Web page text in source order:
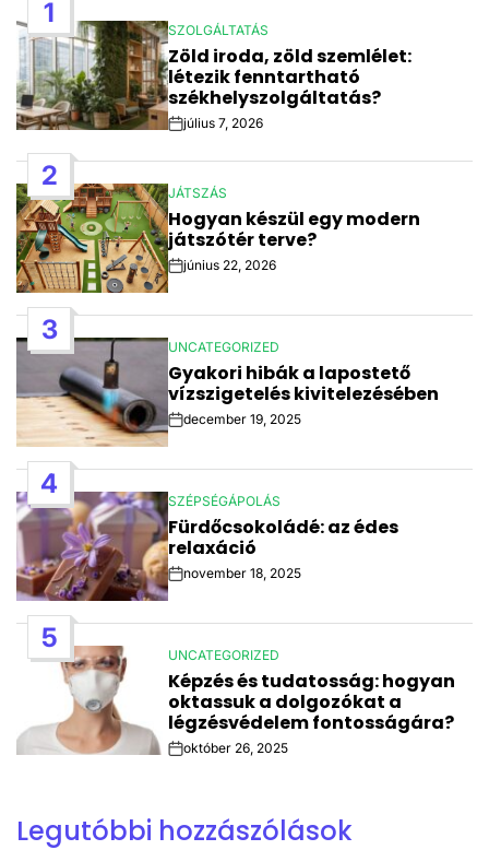
1
POSTED
IN
SZOLGÁLTATÁS
Zöld iroda, zöld szemlélet:
létezik fenntartható
székhelyszolgáltatás?
Postjúlius 7, 2026
2
POSTED
IN
JÁTSZÁS
Hogyan készül egy modern
játszótér terve?
Post
Date
június 22, 2026
3
POSTED
IN
UNCATEGORIZED
Gyakori hibák a lapostető
vízszigetelés kivitelezésében
Post
Date
december 19, 2025
4
POSTED
IN
SZÉPSÉGÁPOLÁS
Fürdőcsokoládé: az édes
relaxáció
Post
Date
november 18, 2025
5
POSTED
IN
UNCATEGORIZED
Képzés és tudatosság: hogyan
oktassuk a dolgozókat a
légzésvédelem fontosságára?
Postoktóber 26, 2025
Legutóbbi hozzászólások